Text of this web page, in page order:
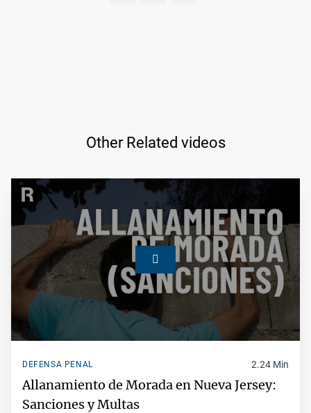
Other Related videos
DEFENSA PENAL 2.24 Min
Allanamiento de Morada en Nueva Jersey:
Sanciones y Multas